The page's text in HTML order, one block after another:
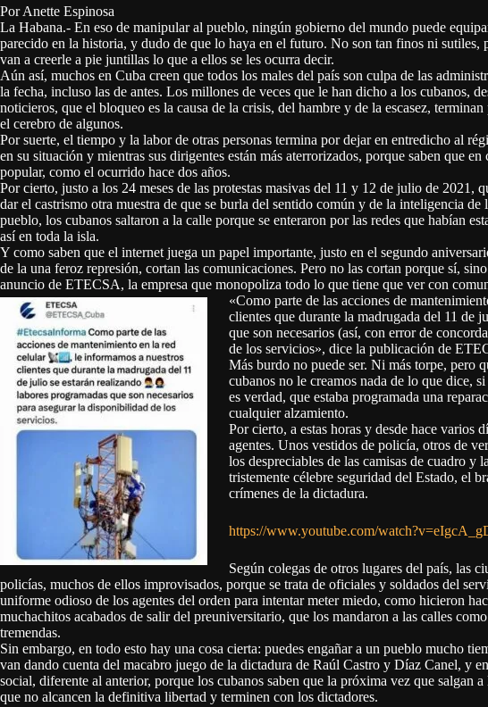
Por Anette Espinosa
La Habana.- En eso de manipular al pueblo, ningún gobierno del mundo puede
parecido en la historia, y dudo de que lo haya en el futuro. No son tan finos ni sutiles,
van a creerle a pie juntillas lo que a ellos se les ocurra decir.
Aún así, muchos en Cuba creen que todos los males del país son culpa de las
la fecha, incluso las de antes. Los millones de veces que le han dicho a los cubanos,
noticieros, que el bloqueo es la causa de la crisis, del hambre y de la escasez,
el cerebro de algunos.
Por suerte, el tiempo y la labor de otras personas termina por dejar en entredicho al
en su situación y mientras sus dirigentes están más aterrorizados, porque saben que
popular, como el ocurrido hace dos años.
Por cierto, justo a los 24 meses de las protestas masivas del 11 y 12 de julio de 2021,
dar el castrismo otra muestra de que se burla del sentido común y de la inteligencia de
pueblo, los cubanos saltaron a la calle porque se enteraron por las redes que habían
así en toda la isla.
Y como saben que el internet juega un papel importante, justo en el segundo
de la una feroz represión, cortan las comunicaciones. Pero no las cortan porque sí,
anuncio de ETECSA, la empresa que monopoliza todo lo que tiene que ver con
«Como parte de las acciones de
clientes que durante la madrugada del 11 de
que son necesarios (así, con error de
de los servicios», dice la publicación de
Más burdo no puede ser. Ni más torpe, pero
cubanos no le creamos nada de lo que dice,
es verdad, que estaba programada una
cualquier alzamiento.
Por cierto, a estas horas y desde hace varios
agentes. Unos vestidos de policía, otros de
los despreciables de las camisas de cuadro y
tristemente célebre seguridad del Estado, el
crímenes de la dictadura.
https://www.youtube.com/
Según colegas de otros lugares del país, las
policías, muchos de ellos improvisados, porque se trata de oficiales y soldados del
uniforme odioso de los agentes del orden para intentar meter miedo, como hicieron
muchachitos acabados de salir del preuniversitario, que los mandaron a las calles
tremendas.
Sin embargo, en todo esto hay una cosa cierta: puedes engañar a un pueblo mucho
van dando cuenta del macabro juego de la dictadura de Raúl Castro y Díaz Canel, y
social, diferente al anterior, porque los cubanos saben que la próxima vez que salgan
que no alcancen la definitiva libertad y terminen con los dictadores.